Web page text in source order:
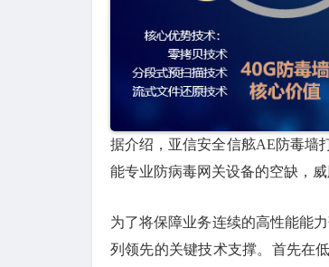
据介绍，亚信安全信舷AE防毒墙
能专业防病毒网关设备的空缺，
为了将保障业务连续的高性能能
列领先的关键技术支撑。首先在